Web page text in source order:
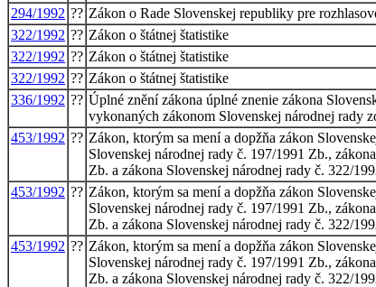
294/1992 ?? Zákon o Rade Slovenskej republiky pre
322/1992 ?? Zákon o štátnej štatistike
322/1992 ?? Zákon o štátnej štatistike
322/1992 ?? Zákon o štátnej štatistike
336/1992 ?? Úplné znění zákona úplné znenie zákona
vykonaných zákonom Slovenskej národnej rady
453/1992 ?? Zákon, ktorým sa mení a dopžňa zákon
Slovenskej národnej rady č. 197/1991 Zb.,
Zb. a zákona Slovenskej národnej rady č. 322/
453/1992 ?? Zákon, ktorým sa mení a dopžňa zákon
Slovenskej národnej rady č. 197/1991 Zb.,
Zb. a zákona Slovenskej národnej rady č. 322/
453/1992 ?? Zákon, ktorým sa mení a dopžňa zákon
Slovenskej národnej rady č. 197/1991 Zb.,
Zb. a zákona Slovenskej národnej rady č. 322/